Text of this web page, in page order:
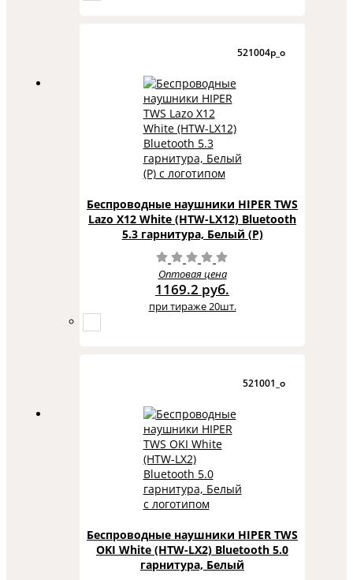
521004p_o
Беспроводные наушники HIPER TWS
Lazo X12 White (HTW-LX12) Bluetooth
5.3 гарнитура, Белый (Р)
Оптовая цена
1169.2 руб.
при тираже 20шт.
521001_o
Беспроводные наушники HIPER TWS
OKI White (HTW-LX2) Bluetooth 5.0
гарнитура, Белый